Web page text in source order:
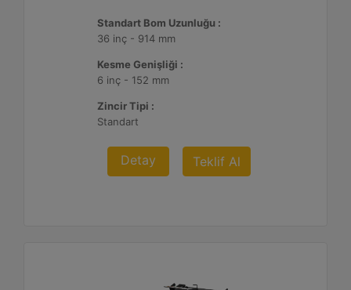
Standart Bom Uzunluğu :
36 inç - 914 mm
Kesme Genişliği :
6 inç - 152 mm
Zincir Tipi :
Standart
Detay Teklif Al